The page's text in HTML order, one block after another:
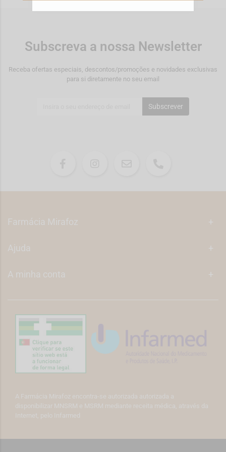
Subscreva a nossa Newsletter
Receba ofertas especiais, descontos/promoções e novidades exclusivas
para si diretamente no seu email
Subscrever
Farmácia Mirafoz +
Ajuda +
A minha conta +
A Farmácia Mirafoz encontra-se autorizada autorizada a
disponibilizar MNSRM e MSRM mediante receita médica, através da
Internet, pelo Infarmed